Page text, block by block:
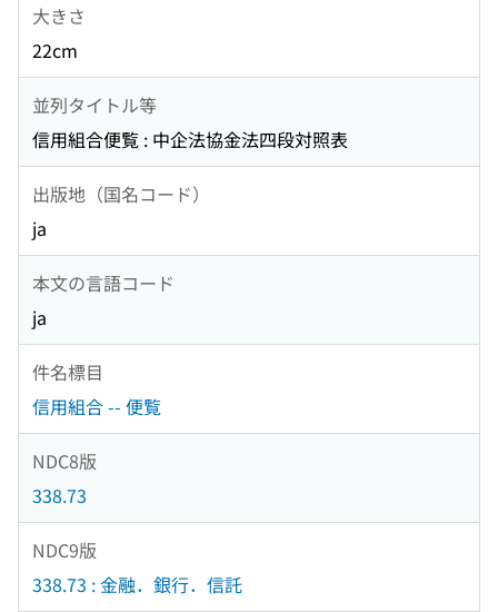
大きさ
22cm
並列タイトル等
信用組合便覧 : 中企法協金法四段対照表
出版地（国名コード）
ja
本文の言語コード
ja
件名標目
信用組合 -- 便覧
NDC8版
338.73
NDC9版
338.73 : 金融．銀行．信託